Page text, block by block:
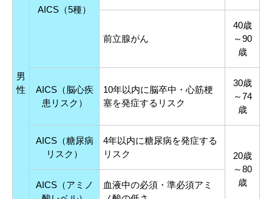
男
性
AICS（5種）
前立腺がん
40歳
～90
歳
AICS（脳心疾
患リスク）
10年以内に脳卒中・心筋梗
塞を発症するリスク
30歳
～74
歳
AICS（糖尿病
リスク）
4年以内に糖尿病を発症する
リスク
20歳
～80
歳
AICS（アミノ
血液中の必須・準必須アミ